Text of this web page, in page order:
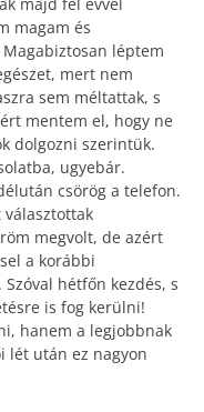
majd fél évvel
magam és
léptem
mert nem
sem méltattak, s
mentem el, hogy ne
dolgozni szerintük.
ugyebár.
csörög a telefon.
választottak
megvolt, de azért
a korábbi
hétfőn kezdés, s
is fog kerülni!
hanem a legjobbnak
lét után ez nagyon